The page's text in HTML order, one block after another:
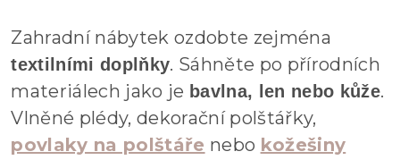
Zahradní nábytek ozdobte zejména
textilními doplňky. Sáhněte po přírodních
materiálech jako je bavlna, len nebo kůže.
Vlněné plédy, dekorační polštářky,
povlaky na polštáře nebo kožešiny